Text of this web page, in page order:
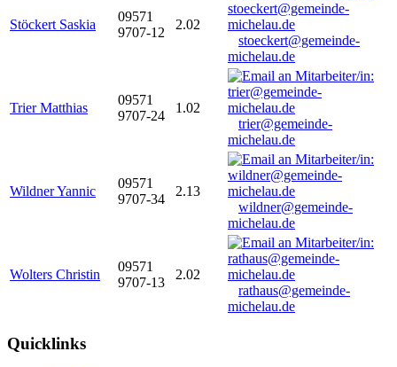
Stöckert Saskia
09571
9707-12
2.02
stoeckert@gemeinde-
michelau.de
Trier Matthias
09571
9707-24
1.02
trier@gemeinde-
michelau.de
Wildner Yannic
09571
9707-34
2.13
wildner@gemeinde-
michelau.de
Wolters Christin
09571
9707-13
2.02
rathaus@gemeinde-
michelau.de
Quicklinks